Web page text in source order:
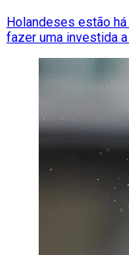
Holandeses estão
fazer uma investida